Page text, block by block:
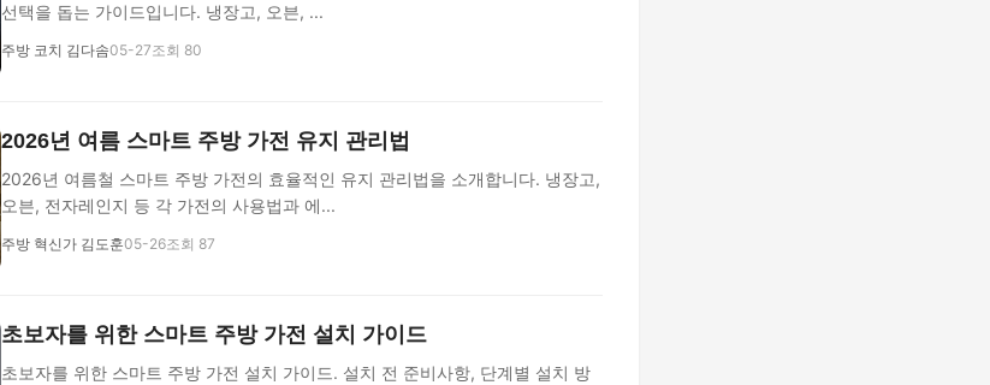
선택을 돕는 가이드입니다. 냉장고, 오븐, ...
주방 코치 김다솜05-27조회 80
2026년 여름 스마트 주방 가전 유지 관리법
2026년 여름철 스마트 주방 가전의 효율적인 유지 관리법을 소개합니다. 냉장고,
오븐, 전자레인지 등 각 가전의 사용법과 에...
주방 혁신가 김도훈05-26조회 87
초보자를 위한 스마트 주방 가전 설치 가이드
초보자를 위한 스마트 주방 가전 설치 가이드. 설치 전 준비사항, 단계별 설치 방